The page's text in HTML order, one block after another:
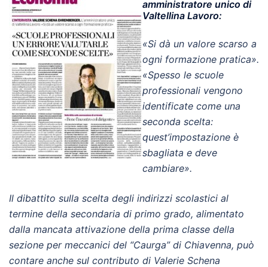
amministratore unico di
Valtellina Lavoro:
«Si dà un valore scarso a
ogni formazione pratica».
«Spesso le scuole
professionali vengono
identificate come una
seconda scelta:
quest’impostazione è
sbagliata e deve
cambiare».
Il dibattito sulla scelta degli indirizzi scolastici al
termine della secondaria di primo grado, alimentato
dalla mancata attivazione della prima classe della
sezione per meccanici del “Caurga” di Chiavenna, può
contare anche sul contributo di Valerie Schena